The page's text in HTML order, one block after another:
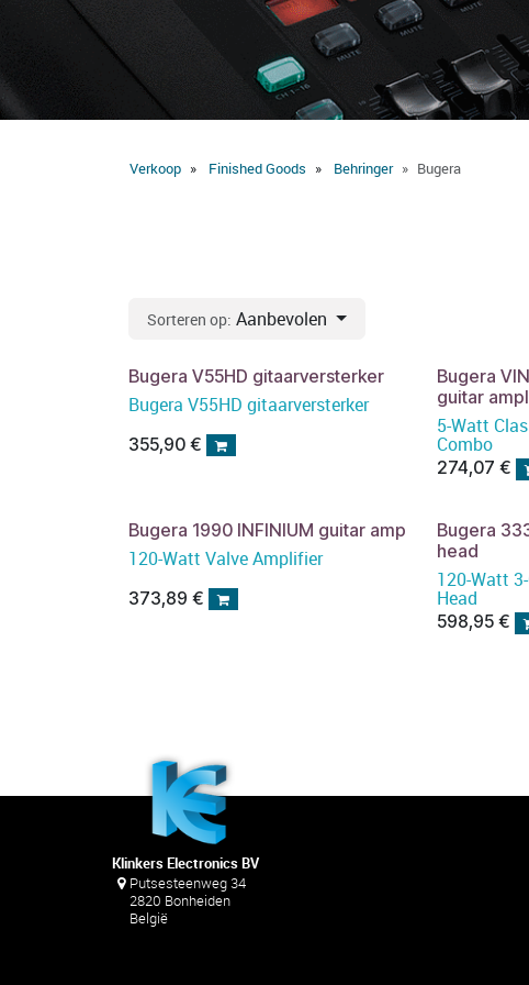
Verkoop Finished Goods Behringer Bugera
Sorteren op: Aanbevolen
Bugera V55HD gitaarversterker
Bugera V55HD gitaarversterker
355,90 €
Bugera
guitar
5-Watt
Combo
274,07 €
Bugera 1990 INFINIUM guitar amp
120-Watt Valve Amplifier
373,89 €
Bugera
head
120-Watt
Head
598,95 €
Klinkers Electronics BV
Putsesteenweg 34
2820 Bonheiden
België